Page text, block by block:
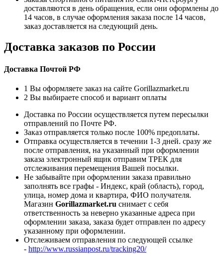
доставляются в день обращения, если они оформлены до
14 часов, в случае оформления заказа после 14 часов,
заказ доставляется на следующий день.
Доставка заказов по России
Доставка Почтой РФ
1 Вы оформляете заказ на сайте Gorillazmarket.ru
2 Вы выбираете способ и вариант оплаты
Доставка по России осуществляется путем пересылки
отправлений по Почте РФ.
Заказ отправляется только после 100% предоплаты.
Отправка осуществляется в течении 1-3 дней. сразу же
после отправления, на указанный при оформлении
заказа электронный ящик отправим ТРЕК для
отслеживания перемещения Вашей посылки.
Не забывайте при оформлении заказа правильно
заполнять все графы - Индекс, край (область), город,
улица, номер дома и квартира, ФИО получателя.
Магазин Gorillazmarket.ru снимает с себя
ответственность за неверно указанные адреса при
оформлении заказа, заказа будет отправлен по адресу
указанному при оформлении.
Отслеживаем отправления по следующей ссылке
- http://www.russianpost.ru/tracking20/